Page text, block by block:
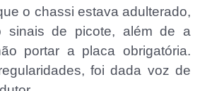
o chassi estava adulterado,
sinais de picote, além de a
portar a placa obrigatória.
foi dada voz de